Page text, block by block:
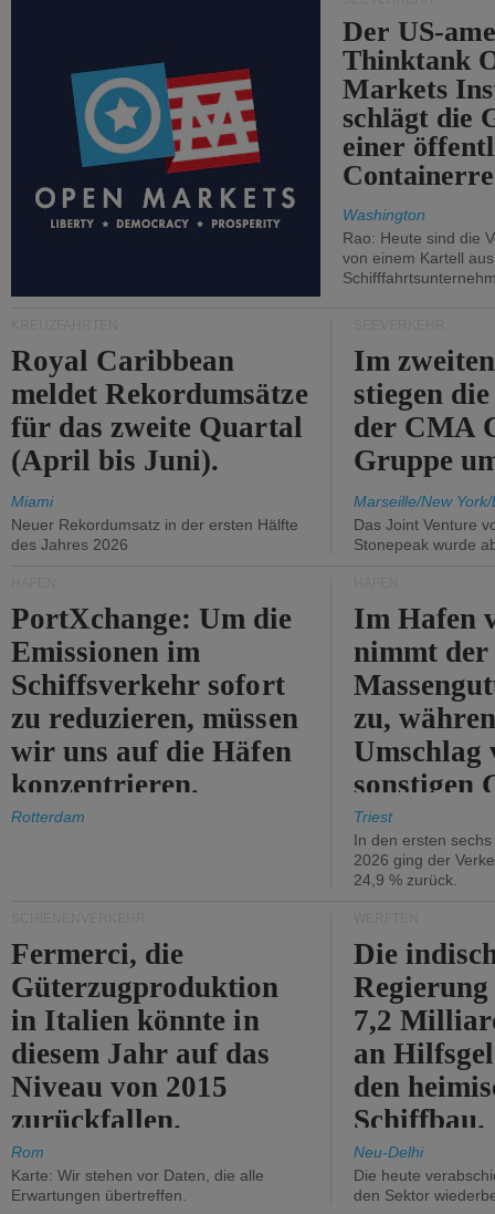
Der US-
Thinktank
Markets
schlägt die
einer
Washington
Rao: Heute sind die
von einem Kartell
Royal Caribbean
meldet Rekordumsätze
für das zweite Quartal
(April bis Juni).
Miami
Neuer Rekordumsatz in der ersten Hälfte
des Jahres 2026
Im
stiegen
der CMA
Gruppe
Marseille/New
Das Joint Venture
Stonepeak wurde
PortXchange: Um die
Emissionen im
Schiffsverkehr sofort
zu reduzieren, müssen
wir uns auf die Häfen
konzentrieren.
Rotterdam
Im Hafen
nimmt der
zu,
Umschlag
sonstigen
abnimmt.
Triest
In den ersten
2026 ging der
24,9 % zurück.
Fermerci, die
Güterzugproduktion
in Italien könnte in
diesem Jahr auf das
Niveau von 2015
zurückfallen.
Rom
Karte: Wir stehen vor Daten, die alle
Erwartungen übertreffen.
Die
7,2
an
den
Schiffbau.
Neu-Delhi
Die heute
den Sektor